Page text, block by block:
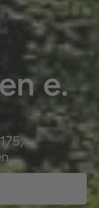
e.